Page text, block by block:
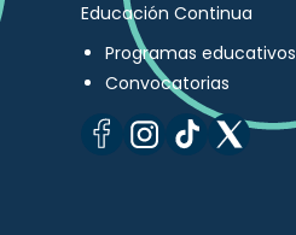
Educación Continua
Programas educativos
Convocatorias